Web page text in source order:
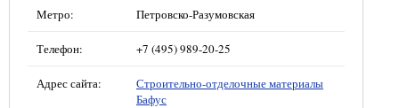
Метро: Петровско-Разумовская
Телефон: +7 (495) 989-20-25
Адрес сайта:
Строительно-отделочные материалы
Бафус